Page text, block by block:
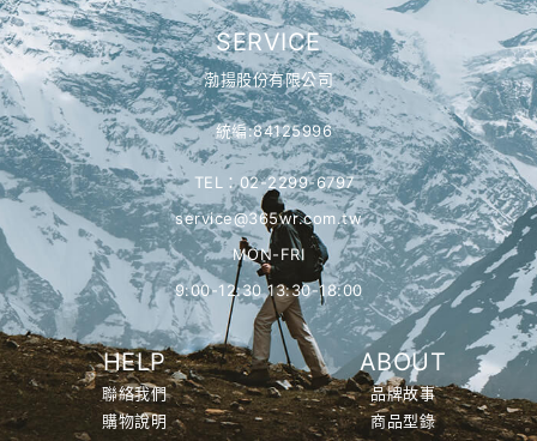
SERVICE
渤揚股份有限公司
統編:84125996
TEL：02-2299-6797
service@365wr.com.tw
MON-FRI
9:00-12:30 13:30-18:00
HELP
聯絡我們
購物說明
ABOUT
品牌故事
商品型錄